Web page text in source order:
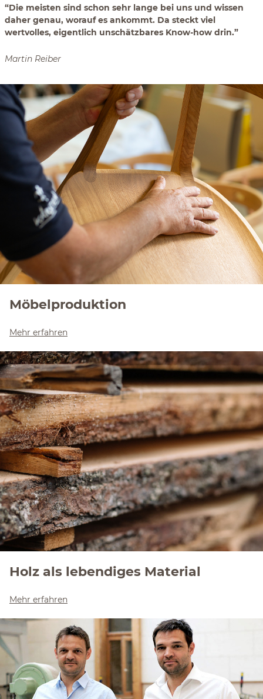
“Die meisten sind schon sehr lange bei uns und wissen
daher genau, worauf es ankommt. Da steckt viel
wertvolles, eigentlich unschätzbares Know-how drin.”
Martin Reiber
Möbelproduktion
Mehr erfahren
Holz als lebendiges Material
Mehr erfahren